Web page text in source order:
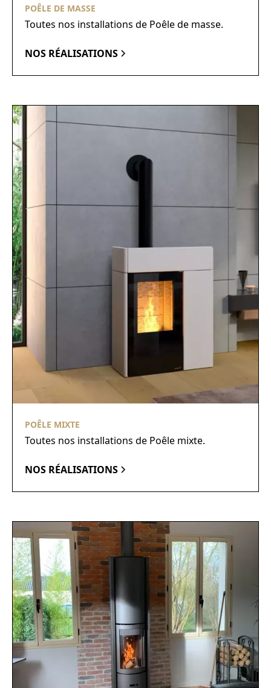
POÊLE DE MASSE
Toutes nos installations de Poêle de masse.
NOS RÉALISATIONS
POÊLE MIXTE
Toutes nos installations de Poêle mixte.
NOS RÉALISATIONS